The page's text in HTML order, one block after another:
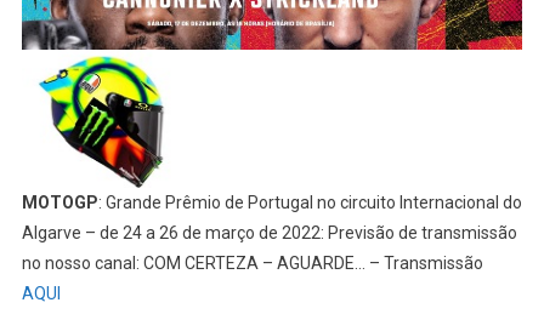
MOTOGP: Grande Prêmio de Portugal no circuito Internacional do
Algarve – de 24 a 26 de março de 2022: Previsão de transmissão
no nosso canal: COM CERTEZA – AGUARDE… – Transmissão
AQUI